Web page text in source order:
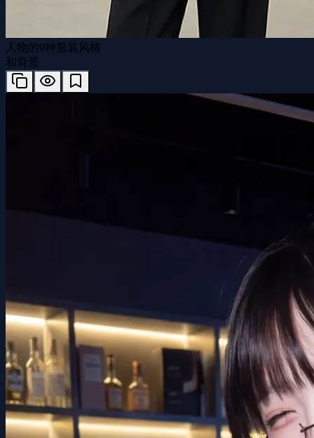
人物的9种服装风格
和背景